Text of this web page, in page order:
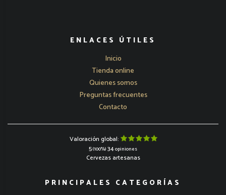
ENLACES ÚTILES
Inicio
Tienda online
Quienes somos
Preguntas frecuentes
Contacto
Valoración global:
5(100%)34opiniones
Cervezas artesanas
PRINCIPALES CATEGORÍAS